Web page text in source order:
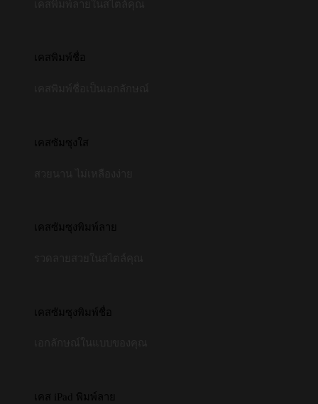
เคสพิมพ์ชื่อ
เคสซัมซุงใส
เคสซัมซุงพิมพ์ลาย
เคสซัมซุงพิมพ์ชื่อ
เคส iPad พิมพ์ลาย